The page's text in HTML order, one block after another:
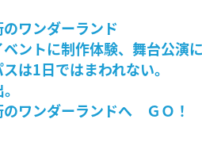
ワンダーランド
ントに制作体験、舞台公演
は1日ではまわれない。
ワンダーランドへ ＧＯ！